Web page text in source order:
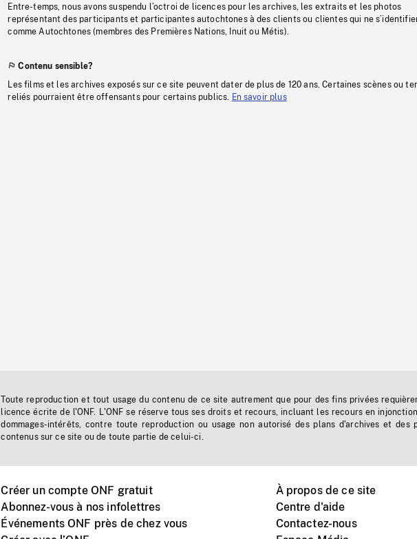
Entre-temps, nous avons suspendu l’octroi de licences pour les archives, les extraits et les photos
représentant des participants et participantes autochtones à des clients ou clientes qui ne
comme Autochtones (membres des Premières Nations, Inuit ou Métis).
Contenu sensible?
Les films et les archives exposés sur ce site peuvent dater de plus de 120 ans. Certaines scènes ou
reliés pourraient être offensants pour certains publics.
En savoir plus
Toute reproduction et tout usage du contenu de ce site autrement que pour des fins privées
licence écrite de l'ONF. L'ONF se réserve tous ses droits et recours, incluant les recours en
dommages-intérêts, contre toute reproduction ou usage non autorisé des plans d'archives et des
contenus sur ce site ou de toute partie de celui-ci.
Créer un compte ONF gratuit
Abonnez-vous à nos infolettres
Événements ONF près de chez vous
À propos de ce site
Centre d'aide
Contactez-nous